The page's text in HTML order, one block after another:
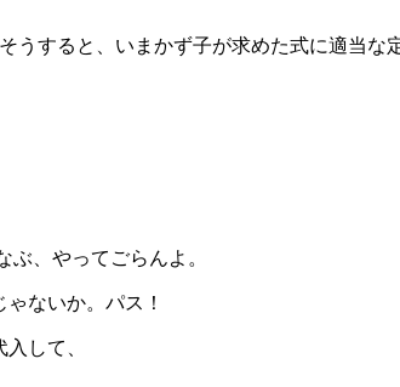
うすると、いまかず子が求めた式に適当な
、やってごらんよ。
ないか。パス！
して、